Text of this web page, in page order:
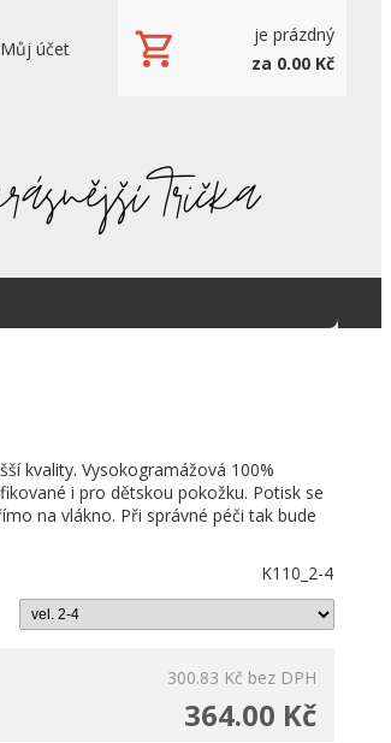
Můj účet
je prázdný
za 0.00 Kč
kvality. Vysokogramážová 100%
i pro dětskou pokožku. Potisk se
na vlákno. Při správné péči tak bude
K110_2-4
300.83 Kč bez DPH
364.00 Kč